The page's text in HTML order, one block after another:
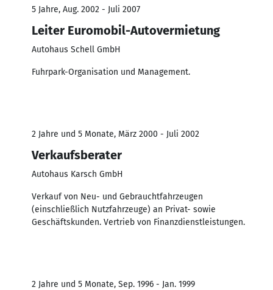
5 Jahre, Aug. 2002 - Juli 2007
Leiter Euromobil-Autovermietung
Autohaus Schell GmbH
Fuhrpark-Organisation und Management.
2 Jahre und 5 Monate, März 2000 - Juli 2002
Verkaufsberater
Autohaus Karsch GmbH
Verkauf von Neu- und Gebrauchtfahrzeugen
(einschließlich Nutzfahrzeuge) an Privat- sowie
Geschäftskunden. Vertrieb von Finanzdienstleistungen.
2 Jahre und 5 Monate, Sep. 1996 - Jan. 1999